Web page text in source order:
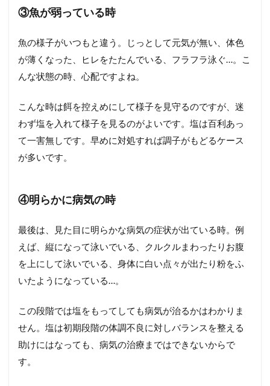
③魚が弱っている時
魚の様子がいつもと違う。じっとして元気が無い、体色
が薄くなった、ヒレをたたんでいる、フラフラ泳ぐ…。こ
んな状態の時、心配ですよね。
こんな時は餌を控えめにして様子を見守るのですが、迷
わず塩を入れて様子を見るのがよいです。塩は百利あっ
て一害無しです。早めに対処すれば調子がもどるケース
が多いです。
④明らかに病気の時
最後は、見た目に明らかな病気の症状が出ている時。例
えば、縦になって泳いでいる、クルクルまわったりお腹
を上にして泳いでいる、身体に白い点々が出たり粉をふ
いたようになっている…。
この段階では塩をもってしても病気が治るかはわかりま
せん。塩は初期段階の体調不良に対しバランスを整える
助けにはなっても、病気の治療まではできないからで
す。